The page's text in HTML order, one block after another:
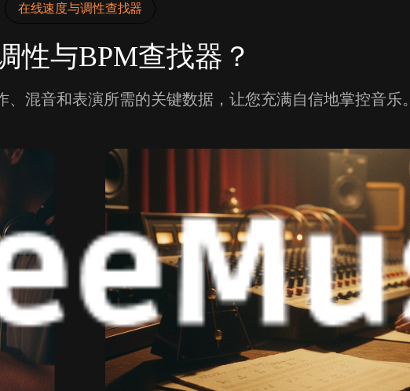
在线速度与调性查找器
性与BPM查找器？
混音和表演所需的关键数据，让您充满自信地掌控音乐。